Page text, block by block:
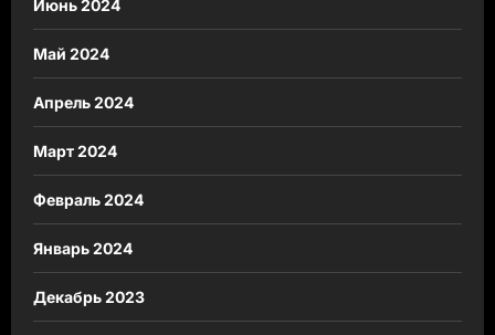
Июнь 2024
Май 2024
Апрель 2024
Март 2024
Февраль 2024
Январь 2024
Декабрь 2023